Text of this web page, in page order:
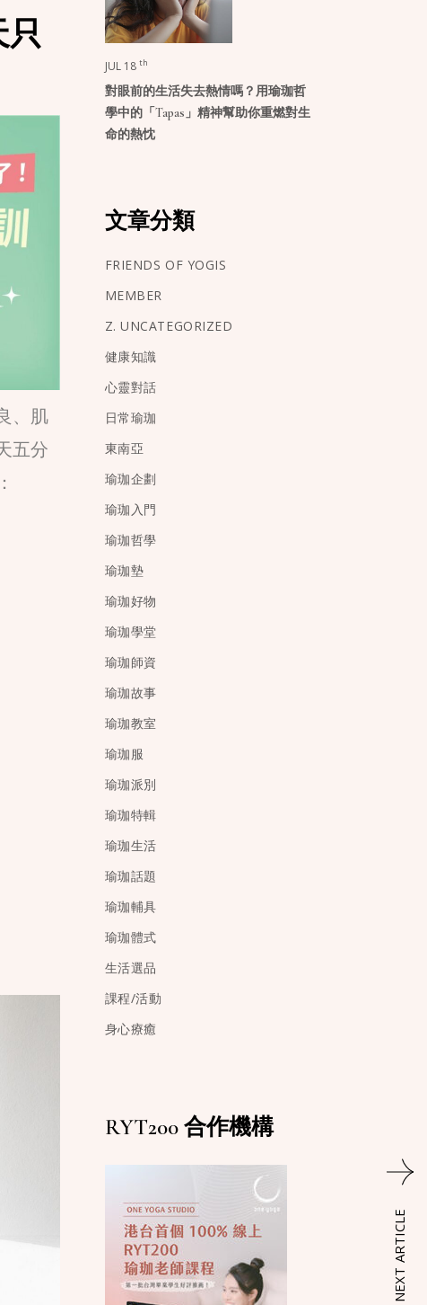
只
、肌
五分
JUL 18 th
對眼前的生活失去熱情嗎？用瑜珈哲
學中的「Tapas」精神幫助你重燃對生
命的熱忱
文章分類
FRIENDS OF YOGIS
MEMBER
Z. UNCATEGORIZED
健康知識
心靈對話
日常瑜珈
東南亞
瑜珈企劃
瑜珈入門
瑜珈哲學
瑜珈墊
瑜珈好物
瑜珈學堂
瑜珈師資
瑜珈故事
瑜珈教室
瑜珈服
瑜珈派別
瑜珈特輯
瑜珈生活
瑜珈話題
瑜珈輔具
瑜珈體式
生活選品
課程/活動
身心療癒
RYT200 合作機構
NEXT ARTICLE